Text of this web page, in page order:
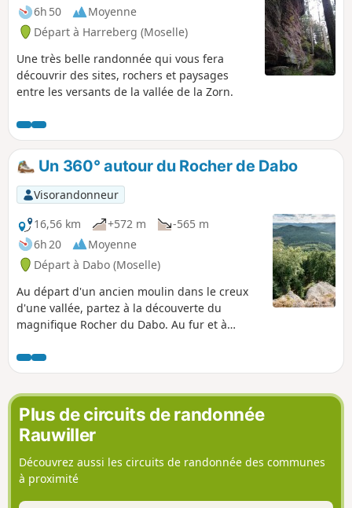
6h 50
Moyenne
Départ à Harreberg (Moselle)
Une très belle randonnée qui vous fera
découvrir des sites, rochers et paysages
entre les versants de la vallée de la Zorn.
Un 360° autour du Rocher de Dabo
Visorandonneur
16,56 km
+572 m
-565 m
6h 20
Moyenne
Départ à Dabo (Moselle)
Au départ d'un ancien moulin dans le creux
d'une vallée, partez à la découverte du
magnifique Rocher du Dabo. Au fur et à
découvrirez sous différents angles. De
magnifiques paysages et le patrimoine local
vous charmeront.
Plus de circuits de randonnée
Rauwiller
Découvrez aussi les circuits de randonnée des communes
à proximité